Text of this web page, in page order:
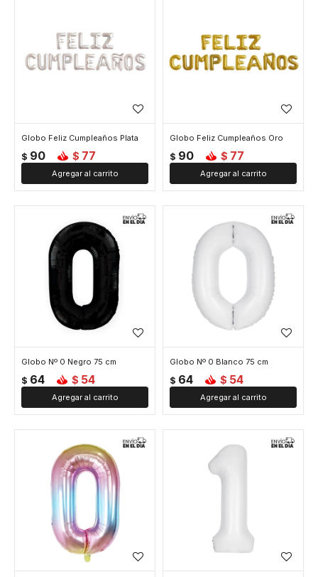
Globo Feliz Cumpleaños Plata
$ 90 $ 77
Globo Feliz Cumpleaños Oro
$ 90 $ 77
Globo Nº 0 Negro 75 cm
$ 64 $ 54
Globo Nº 0 Blanco 75 cm
$ 64 $ 54